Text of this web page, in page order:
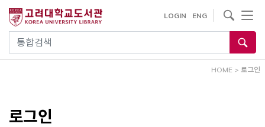
건
통합검색
LOGIN ENG
사이트내 검색
HOME > 로그인
로그인